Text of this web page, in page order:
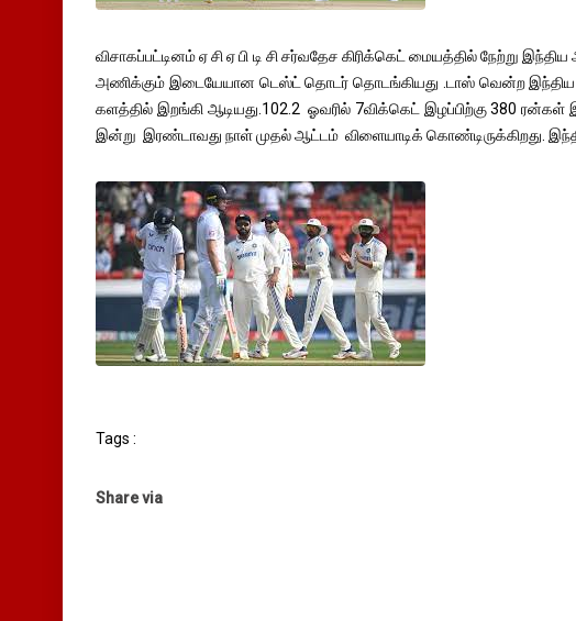
விசாகப்பட்டினம் ஏ சி ஏ பி டி சி சர்வதேச கிரிக்கெட் மையத்தில் நேற்று
அணிக்கும் இடையேயான டெஸ்ட் தொடர் தொடங்கியது .டாஸ் வென்ற இந்திய
களத்தில் இறங்கி ஆடியது.102.2 ஓவரில் 7விக்கெட் இழப்பிற்கு 380 ரன்கள்
இன்று இரண்டாவது நாள் முதல் ஆட்டம் விளையாடிக் கொண்டிருக்கிறது.
Tags :
Share via